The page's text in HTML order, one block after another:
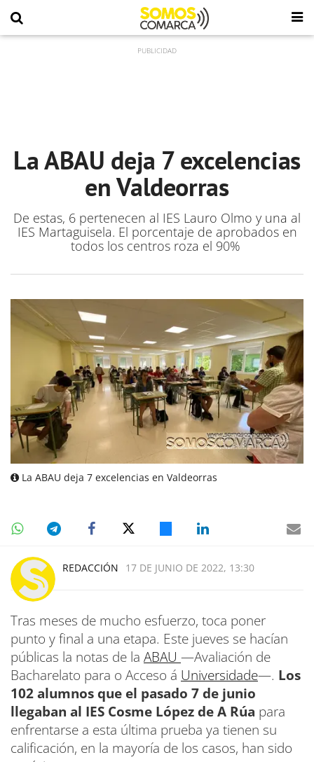
La ABAU deja 7 excelencias
en Valdeorras
De estas, 6 pertenecen al IES Lauro Olmo y una al
IES Martaguisela. El porcentaje de aprobados en
todos los centros roza el 90%
La ABAU deja 7 excelencias en Valdeorras
REDACCIÓN 17 DE JUNIO DE 2022, 13:30
Tras meses de mucho esfuerzo, toca poner
punto y final a una etapa. Este jueves se hacían
públicas la notas de la ABAU —Avaliación de
Bacharelato para o Acceso á Universidade—. Los
102 alumnos que el pasado 7 de junio
llegaban al IES Cosme López de A Rúa para
enfrentarse a esta última prueba ya tienen su
calificación, en la mayoría de los casos, han sido